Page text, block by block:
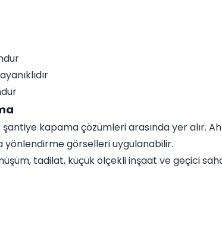
kapama çözümleri arasında yer alır.
yönlendirme görselleri uygulanabilir.
tadilat, küçük ölçekli inşaat ve geçici